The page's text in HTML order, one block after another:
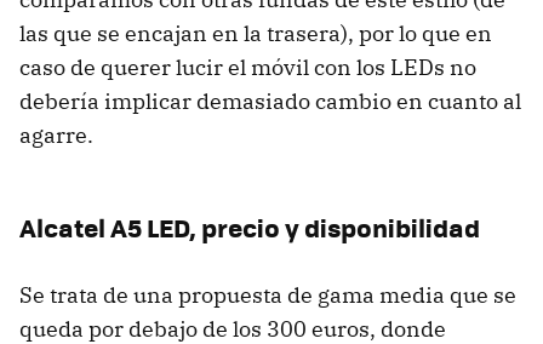
las que se encajan en la trasera), por lo que en
caso de querer lucir el móvil con los LEDs no
debería implicar demasiado cambio en cuanto al
agarre.
Alcatel A5 LED, precio y disponibilidad
Se trata de una propuesta de gama media que se
queda por debajo de los 300 euros, donde